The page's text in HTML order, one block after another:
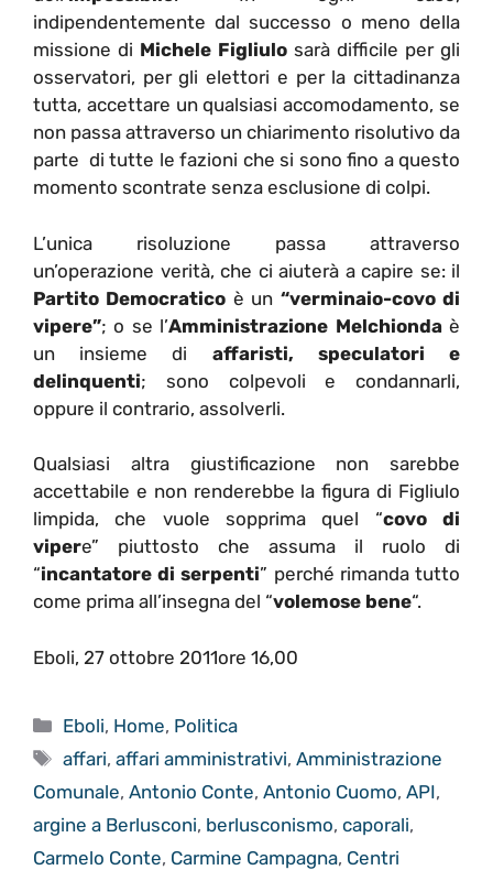
indipendentemente dal successo o meno della
missione di Michele Figliulo sarà difficile per gli
osservatori, per gli elettori e per la cittadinanza
tutta, accettare un qualsiasi accomodamento, se
non passa attraverso un chiarimento risolutivo da
parte di tutte le fazioni che si sono fino a questo
momento scontrate senza esclusione di colpi.
L’unica risoluzione passa attraverso
un’operazione verità, che ci aiuterà a capire se: il
Partito Democratico è un “verminaio-covo di
vipere”; o se l’Amministrazione Melchiondaè
un insieme di affaristi, speculatori e
delinquenti; sono colpevoli e condannarli,
oppure il contrario, assolverli.
Qualsiasi altra giustificazione non sarebbe
accettabile e non renderebbe la figura di Figliulo
limpida, che vuole sopprima quel “covo di
vipere” piuttosto che assuma il ruolo di
“incantatore di serpenti” perché rimanda tutto
come prima all’insegna del “volemose bene“.
Eboli, 27 ottobre 2011ore 16,00
Categorie
Eboli, Home, Politica
Tag
affari,affari amministrativi,Amministrazione
Comunale, Antonio Conte, Antonio Cuomo, API,
argine a Berlusconi, berlusconismo, caporali,
Carmelo Conte, Carmine Campagna, Centri